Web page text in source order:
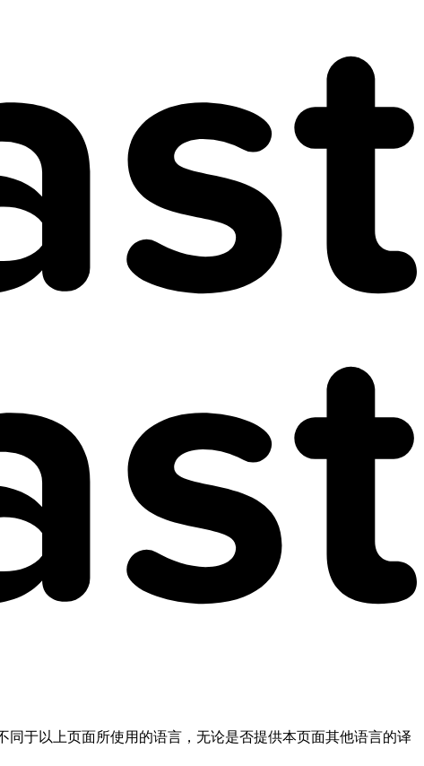
于以上页面所使用的语言，无论是否提供本页面其他语言的译